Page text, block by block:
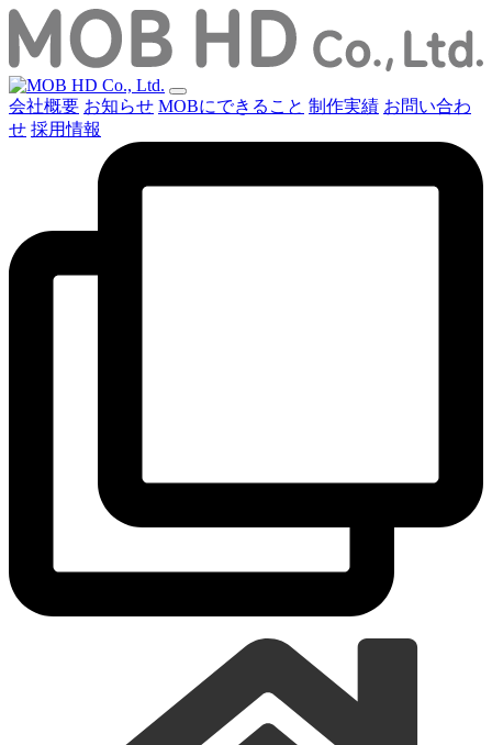
会社概要 お知らせ MOBにできること 制作実績 お問い合わ
せ 採用情報